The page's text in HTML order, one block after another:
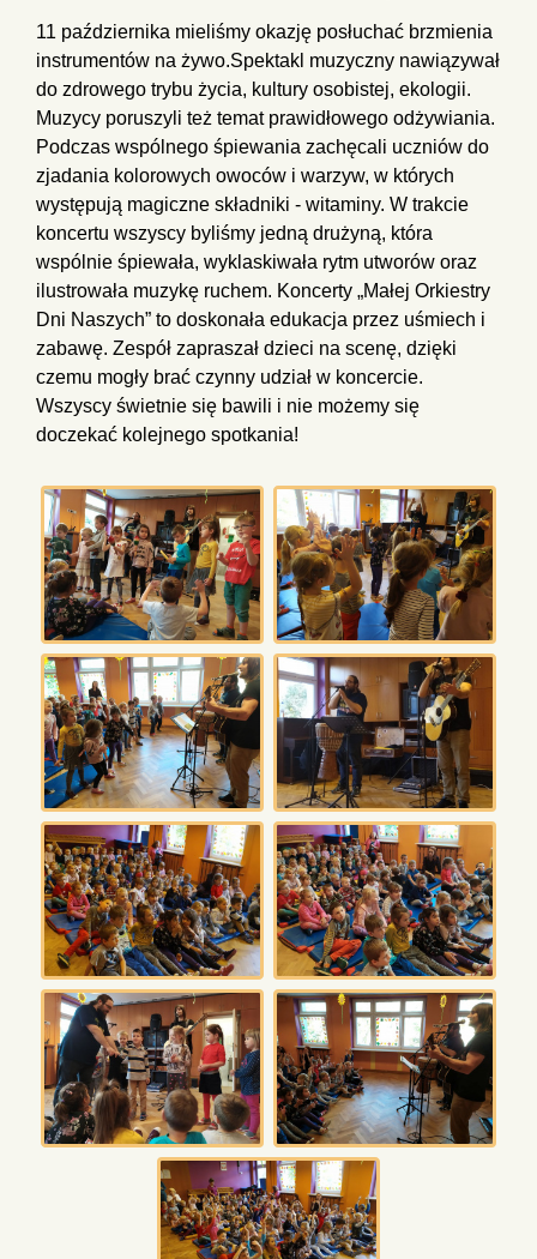
11 października mieliśmy okazję posłuchać brzmienia
instrumentów na żywo.Spektakl muzyczny nawiązywał
do zdrowego trybu życia, kultury osobistej, ekologii.
Muzycy poruszyli też temat prawidłowego odżywiania.
Podczas wspólnego śpiewania zachęcali uczniów do
zjadania kolorowych owoców i warzyw, w których
występują magiczne składniki - witaminy. W trakcie
koncertu wszyscy byliśmy jedną drużyną, która
wspólnie śpiewała, wyklaskiwała rytm utworów oraz
ilustrowała muzykę ruchem. Koncerty „Małej Orkiestry
Dni Naszych” to doskonała edukacja przez uśmiech i
zabawę. Zespół zapraszał dzieci na scenę, dzięki
czemu mogły brać czynny udział w koncercie.
Wszyscy świetnie się bawili i nie możemy się
doczekać kolejnego spotkania!